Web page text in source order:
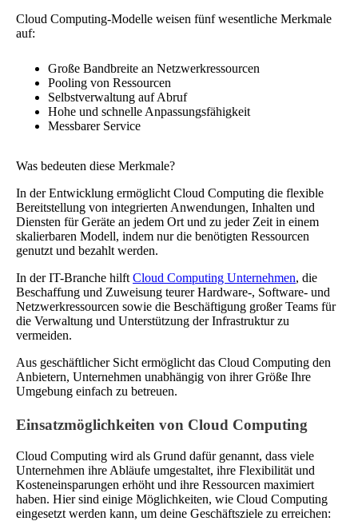
Cloud Computing-Modelle weisen fünf wesentliche Merkmale
auf:
Große Bandbreite an Netzwerkressourcen
Pooling von Ressourcen
Selbstverwaltung auf Abruf
Hohe und schnelle Anpassungsfähigkeit
Messbarer Service
Was bedeuten diese Merkmale?
In der Entwicklung ermöglicht Cloud Computing die flexible
Bereitstellung von integrierten Anwendungen, Inhalten und
Diensten für Geräte an jedem Ort und zu jeder Zeit in einem
skalierbaren Modell, indem nur die benötigten Ressourcen
genutzt und bezahlt werden.
In der IT-Branche hilft Cloud Computing Unternehmen, die
Beschaffung und Zuweisung teurer Hardware-, Software- und
Netzwerkressourcen sowie die Beschäftigung großer Teams für
die Verwaltung und Unterstützung der Infrastruktur zu
vermeiden.
Aus geschäftlicher Sicht ermöglicht das Cloud Computing den
Anbietern, Unternehmen unabhängig von ihrer Größe Ihre
Umgebung einfach zu betreuen.
Einsatzmöglichkeiten von Cloud Computing
Cloud Computing wird als Grund dafür genannt, dass viele
Unternehmen ihre Abläufe umgestaltet, ihre Flexibilität und
Kosteneinsparungen erhöht und ihre Ressourcen maximiert
haben. Hier sind einige Möglichkeiten, wie Cloud Computing
eingesetzt werden kann, um deine Geschäftsziele zu erreichen: